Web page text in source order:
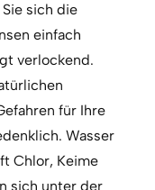
sich die
einfach
verlockend.
für Ihre
Wasser
Chlor, Keime
sich unter der